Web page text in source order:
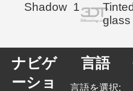
Shadow 1
Tinted
glass
ナビゲ
ーショ
言語
言語を選択: